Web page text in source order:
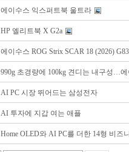
에이수스 익스퍼트북 울트라
HP 엘리트북 X G2a
에이수스 ROG Strix SCAR 18 (2026)
990g 초경량에 100kg 견디는 내구성…
AI PC 시장 뛰어드는 삼성전자
AI 투자에 지갑 여는 애플
Home OLED와 AI PC를 더한 14형 비즈